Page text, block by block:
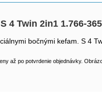
4 Twin 2in1 1.766-
bočnými kefam. S 4
až po potvrdenie objednávky.